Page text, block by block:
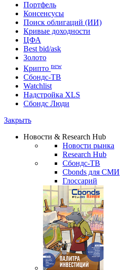
Портфель
Консенсусы
Поиск облигаций (ИИ)
Кривые доходности
ЦФА
Best bid/ask
Золото
Крипто new
Сбондс-ТВ
Watchlist
Надстройка XLS
Сбондс Люди
Закрыть
Новости & Research Hub
Новости рынка
Research Hub
Сбондс-ТВ
Cbonds для СМИ
Глоссарий